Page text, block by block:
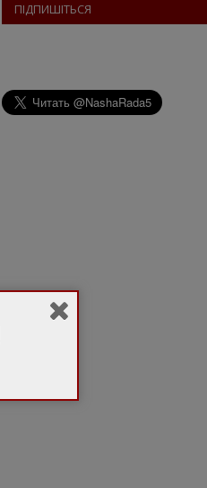
ПІДПИШІТЬСЯ